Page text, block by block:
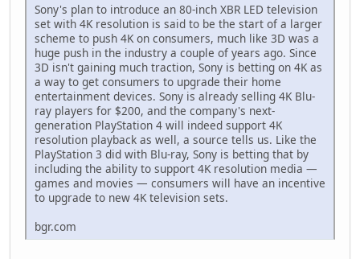
Sony's plan to introduce an 80-inch XBR LED television
set with 4K resolution is said to be the start of a larger
scheme to push 4K on consumers, much like 3D was a
huge push in the industry a couple of years ago. Since
3D isn't gaining much traction, Sony is betting on 4K as
a way to get consumers to upgrade their home
entertainment devices. Sony is already selling 4K Blu-
ray players for $200, and the company's next-
generation PlayStation 4 will indeed support 4K
resolution playback as well, a source tells us. Like the
PlayStation 3 did with Blu-ray, Sony is betting that by
including the ability to support 4K resolution media —
games and movies — consumers will have an incentive
to upgrade to new 4K television sets.
bgr.com